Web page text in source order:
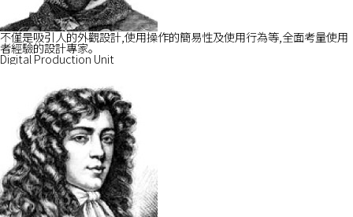
不僅是吸引人的外觀設計,使用操作的簡易性及使用行為等,全面考量使用
者經驗的設計專家。
Digital Production Unit